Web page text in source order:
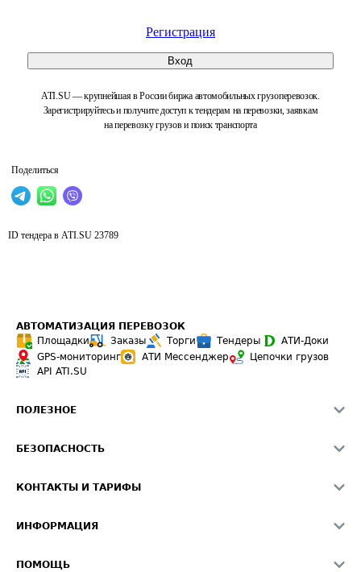
Регистрация
Вход
ATI.SU — крупнейшая в России биржа автомобильных грузоперевозок.
Зарегистрируйтесь и получите доступ к тендерам на перевозки, заявкам
на перевозку грузов и поиск транспорта
Поделиться
ID тендера в ATI.SU 23789
АВТОМАТИЗАЦИЯ ПЕРЕВОЗОК
Площадки
Заказы Торги Тендеры
АТИ-Доки
GPS-мониторинг
АТИ Мессенджер
Цепочки грузов
API ATI.SU
ПОЛЕЗНОЕ
Звезды ATI.SU на вашем сайте
Средние ставки
БЕЗОПАСНОСТЬ
Светофор+
О формировании Паспорта
КОНТАКТЫ И ТАРИФЫ
Реклама на сайте
ИНФОРМАЦИЯ
ПОМОЩЬ